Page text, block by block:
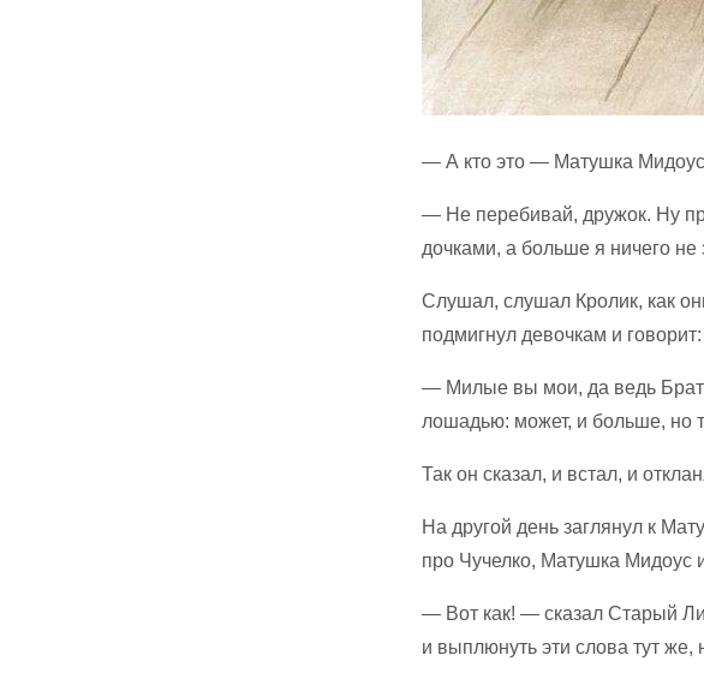
— А кто это — Матушка
— Не перебивай, дружок. Ну
дочками, а больше я ничего не
Слушал, слушал Кролик, как
подмигнул девочкам и говорит:
— Милые вы мои, да ведь
лошадью: может, и больше, но
Так он сказал, и встал, и
На другой день заглянул к
про Чучелко, Матушка Мидоус
— Вот как! — сказал Старый
и выплюнуть эти слова тут же,